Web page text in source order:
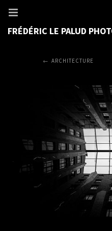
FRÉDÉRIC LE PALUD
ARCHITECTURE